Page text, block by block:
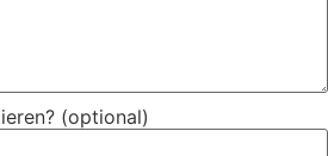
(optional)